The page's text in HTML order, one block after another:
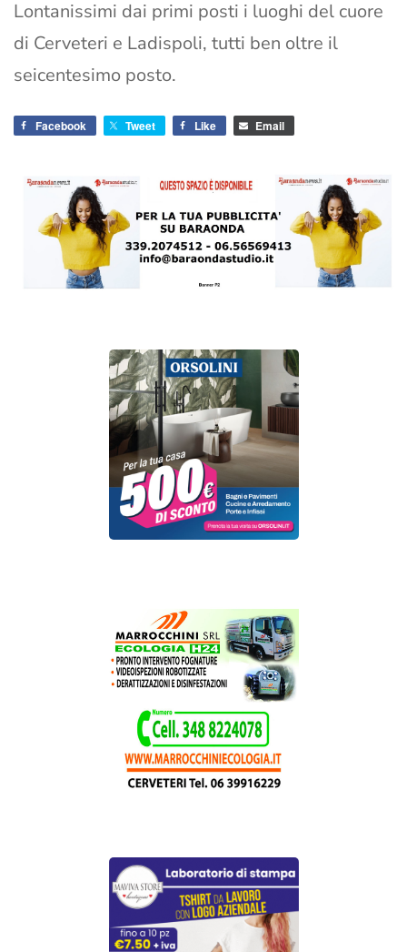
Lontanissimi dai primi posti i luoghi del cuore
di Cerveteri e Ladispoli, tutti ben oltre il
seicentesimo posto.
Facebook Tweet Like Email